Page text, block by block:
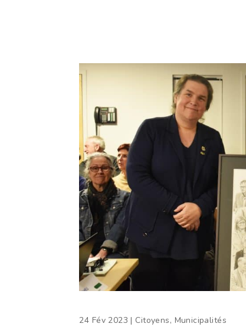
24 Fév 2023 | Citoyens, Municipalités